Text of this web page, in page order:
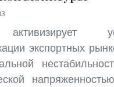
активизирует
экспортных